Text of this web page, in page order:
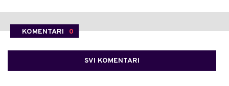
KOMENTARI 0
SVI KOMENTARI